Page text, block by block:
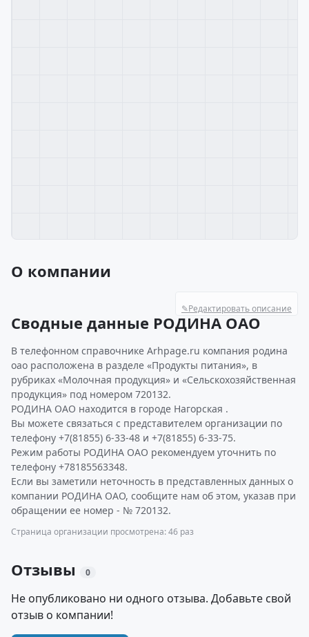
О компании
✎Редактировать описание
Сводные данные РОДИНА ОАО
В телефонном справочнике Arhpage.ru компания родина
оао расположена в разделе «Продукты питания», в
рубриках «Молочная продукция» и «Сельскохозяйственная
продукция» под номером 720132.
РОДИНА ОАО находится в городе Нагорская .
Вы можете связаться с представителем организации по
телефону +7(81855) 6-33-48 и +7(81855) 6-33-75.
Режим работы РОДИНА ОАО рекомендуем уточнить по
телефону +78185563348.
Если вы заметили неточность в представленных данных о
компании РОДИНА ОАО, сообщите нам об этом, указав при
обращении ее номер - № 720132.
Страница организации просмотрена: 46 раз
Отзывы 0
Не опубликовано ни одного отзыва. Добавьте свой
отзыв о компании!